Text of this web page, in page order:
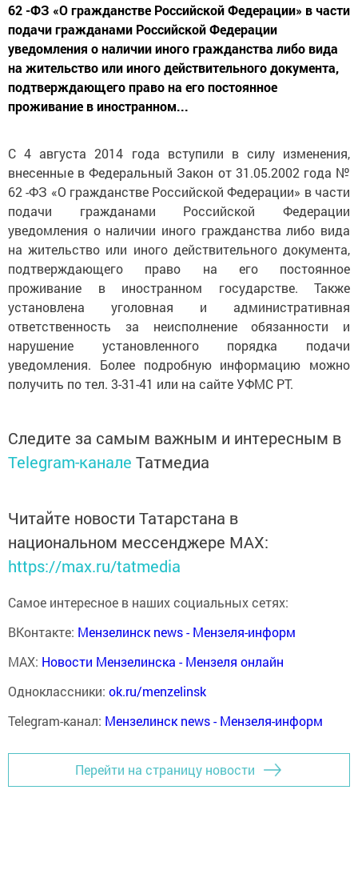
62 -ФЗ «О гражданстве Российской Федерации» в части
подачи гражданами Российской Федерации
уведомления о наличии иного гражданства либо вида
на жительство или иного действительного документа,
подтверждающего право на его постоянное
проживание в иностранном...
С 4 августа 2014 года вступили в силу изменения,
внесенные в Федеральный Закон от 31.05.2002 года №
62 -ФЗ «О гражданстве Российской Федерации» в части
подачи гражданами Российской Федерации
уведомления о наличии иного гражданства либо вида
на жительство или иного действительного документа,
подтверждающего право на его постоянное
проживание в иностранном государстве. Также
установлена уголовная и административная
ответственность за неисполнение обязанности и
нарушение установленного порядка подачи
уведомления. Более подробную информацию можно
получить по тел. 3-31-41 или на сайте УФМС РТ.
Следите за самым важным и интересным в
Telegram-канале Татмедиа
Читайте новости Татарстана в
национальном мессенджере MАХ:
https://max.ru/tatmedia
Самое интересное в наших социальных сетях:
ВКонтакте: Мензелинск news - Мензеля-информ
MAX: Новости Мензелинска - Мензеля онлайн
Одноклассники: ok.ru/menzelinsk
Telegram-канал: Мензелинск news - Мензеля-информ
Перейти на страницу новости